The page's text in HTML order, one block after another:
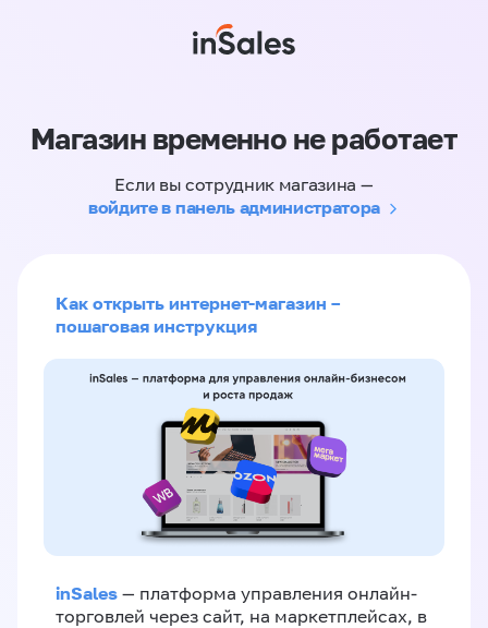
Магазин временно не работает
Если вы сотрудник магазина —
войдите в панель администратора
Как открыть интернет-магазин –
пошаговая инструкция
inSales — платформа управления онлайн-
торговлей через сайт, на маркетплейсах, в